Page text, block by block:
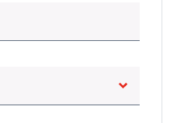
obligatoire)